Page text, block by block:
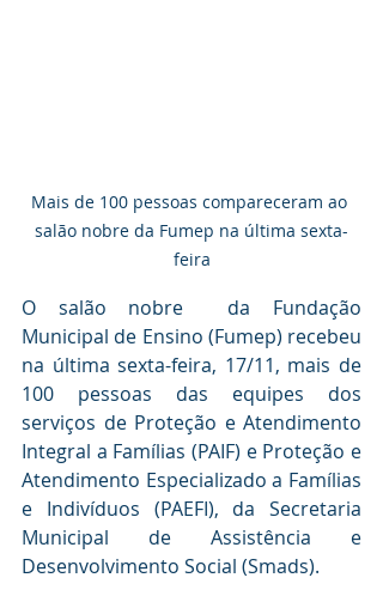
Mais de 100 pessoas compareceram ao
salão nobre da Fumep na última sexta-
feira
O salão nobre  da Fundação
Municipal de Ensino (Fumep) recebeu
na última sexta-feira, 17/11, mais de
100 pessoas das equipes dos
serviços de Proteção e Atendimento
Integral a Famílias (PAIF) e Proteção e
Atendimento Especializado a Famílias
e Indivíduos (PAEFI), da Secretaria
Municipal de Assistência e
Desenvolvimento Social (Smads).